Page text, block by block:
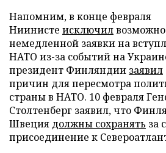
Напомним, в конце февраля
Ниинисте исключил
немедленной заявки на
НАТО из-за событий на
президент Финляндии заявил
причин для пересмотра
страны в НАТО. 10 февраля
Столтенберг заявил, что
Швеция должны сохранять за
присоединение к